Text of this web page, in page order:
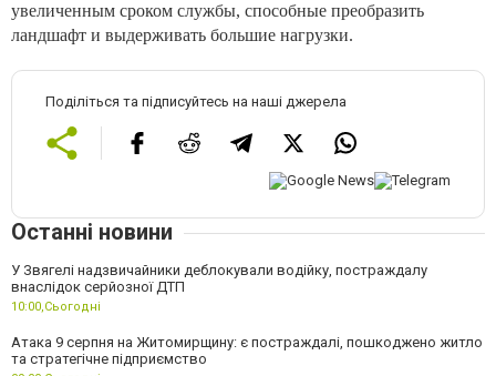
увеличенным сроком службы, способные преобразить
ландшафт и выдерживать большие нагрузки.
Поділіться та підписуйтесь на наші джерела
Останні новини
У Звягелі надзвичайники деблокували водійку, постраждалу
внаслідок серйозної ДТП
10:00, Сьогодні
Атака 9 серпня на Житомирщину: є постраждалі, пошкоджено житло
та стратегічне підприємство